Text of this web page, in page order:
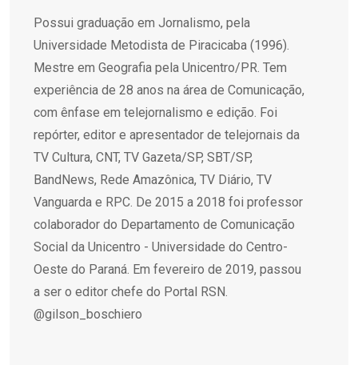
Possui graduação em Jornalismo, pela
Universidade Metodista de Piracicaba (1996).
Mestre em Geografia pela Unicentro/PR. Tem
experiência de 28 anos na área de Comunicação,
com ênfase em telejornalismo e edição. Foi
repórter, editor e apresentador de telejornais da
TV Cultura, CNT, TV Gazeta/SP, SBT/SP,
BandNews, Rede Amazônica, TV Diário, TV
Vanguarda e RPC. De 2015 a 2018 foi professor
colaborador do Departamento de Comunicação
Social da Unicentro - Universidade do Centro-
Oeste do Paraná. Em fevereiro de 2019, passou
a ser o editor chefe do Portal RSN.
@gilson_boschiero